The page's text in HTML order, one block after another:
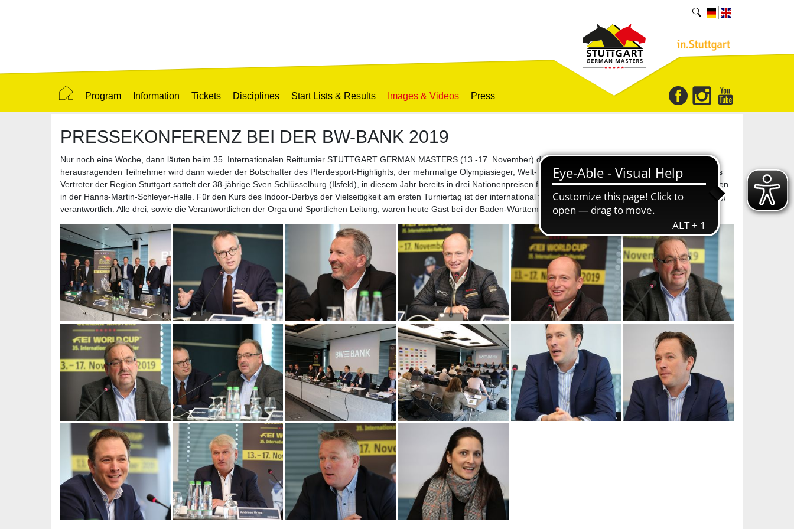
Program Information Tickets Disciplines Start Lists & Results Images & Videos Press
PRESSEKONFERENZ BEI DER BW-BANK 2019
Nur noch eine Woche, dann läuten beim 35. Internationalen Reitturnier STUTTGART GERMAN MASTERS (13.-17. November) die ersten Startglocken. Einer der zahlreichen
herausragenden Teilnehmer wird dann wieder der Botschafter des Pferdesport-Highlights, der mehrmalige Olympiasieger, Welt- und Europameister Michael Jung (Horb) sein. Als
Vertreter der Region Stuttgart sattelt der 38-jährige Sven Schlüsselburg (Ilsfeld), in diesem Jahr bereits in drei Nationenpreisen für Deutschland im Einsatz, in den Springprüfungen
in der Hanns-Martin-Schleyer-Halle. Für den Kurs des Indoor-Derbys der Vielseitigkeit am ersten Turniertag ist der international tätige Parcours-Designer Rüdiger Rau (Altensteig)
verantwortlich. Alle drei, sowie die Verantwortlichen der Orga und Sportlichen Leitung, waren heute Gast bei der Baden-Württembergische Bank